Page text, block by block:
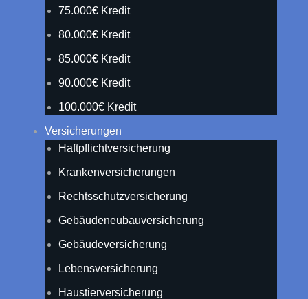
75.000€ Kredit
80.000€ Kredit
85.000€ Kredit
90.000€ Kredit
100.000€ Kredit
Versicherungen
Haftpflichtversicherung
Krankenversicherungen
Rechtsschutzversicherung
Gebäudeneubauversicherung
Gebäudeversicherung
Lebensversicherung
Haustierversicherung